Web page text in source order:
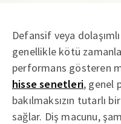
Defansif veya
genellikle kötü
performans gösteren
hisse senetleri, genel
bakılmaksızın tutarlı
sağlar. Diş macunu,